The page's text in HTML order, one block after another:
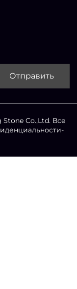
Отправить
Co.,Ltd. Все
-